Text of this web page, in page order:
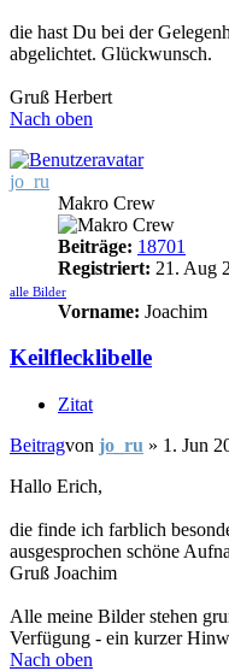
die hast Du bei der
abgelichtet. Glückwunsch.
Gruß Herbert
Nach oben
jo_ru
Makro Crew
Beiträge: 18701
Registriert: 21. Aug
alle Bilder
Vorname: Joachim
Keilflecklibelle
Zitat
Beitragvon jo_ru » 1. Jun
Hallo Erich,
die finde ich farblich
ausgesprochen schöne
Gruß Joachim
Alle meine Bilder stehen
Verfügung - ein kurzer
Nach oben